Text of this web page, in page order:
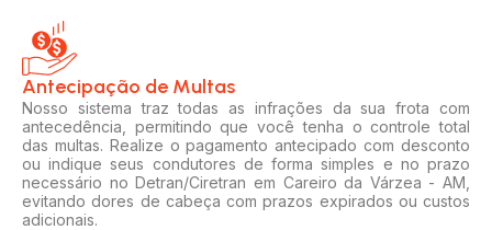
Antecipação de Multas
Nosso sistema traz todas as infrações da sua frota com
antecedência, permitindo que você tenha o controle total
das multas. Realize o pagamento antecipado com desconto
ou indique seus condutores de forma simples e no prazo
necessário no Detran/Ciretran em Careiro da Várzea - AM,
evitando dores de cabeça com prazos expirados ou custos
adicionais.